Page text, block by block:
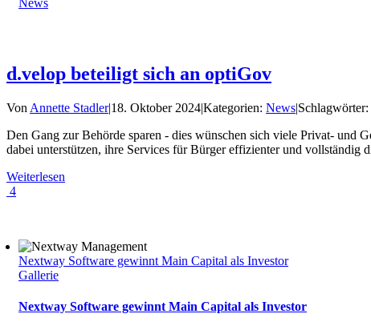
d.velop beteiligt sich an optiGov
Von Annette Stadler|18. Oktober 2024|Kategorien:News|
Den Gang zur Behörde sparen - dies wünschen sich viele Privat- und
dabei unterstützen, ihre Services für Bürger effizienter und vollständig
Weiterlesen
4
Nextway Software gewinnt Main Capital als Investor
Gallerie
Nextway Software gewinnt Main Capital als Investor